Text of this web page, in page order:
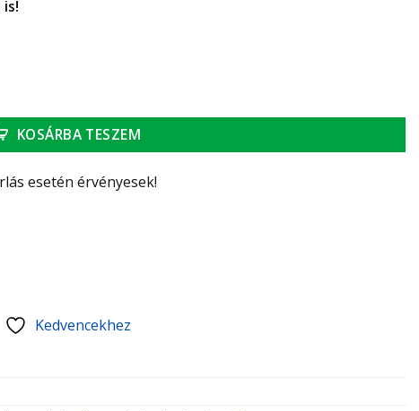
csatlakozással HERZ termosztatikus szelepekhez mennyiség
KOSÁRBA TESZEM
esetén érvényesek!
Kedvencekhez